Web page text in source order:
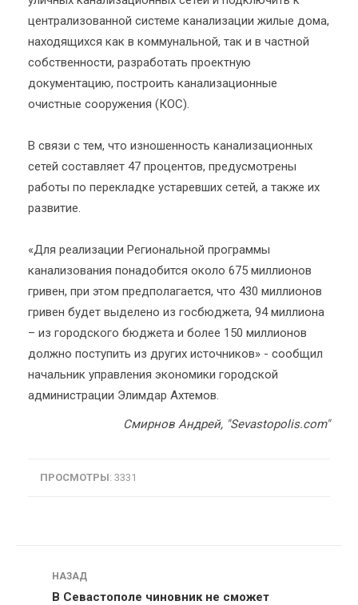
централизованной системе канализации жилые дома,
находящихся как в коммунальной, так и в частной
собственности, разработать проектную
документацию, построить канализационные
очистные сооружения (КОС).
В связи с тем, что изношенность канализационных
сетей составляет 47 процентов, предусмотрены
работы по перекладке устаревших сетей, а также их
развитие.
«Для реализации Региональной программы
канализования понадобится около 675 миллионов
гривен, при этом предполагается, что 430 миллионов
гривен будет выделено из госбюджета, 94 миллиона
– из городского бюджета и более 150 миллионов
должно поступить из других источников» - сообщил
начальник управления экономики городской
администрации Элимдар Ахтемов.
Смирнов Андрей, "Sevastopolis.com"
ПРОСМОТРЫ: 3331
Навигация
НАЗАД
В Севастополе чиновник не сможет